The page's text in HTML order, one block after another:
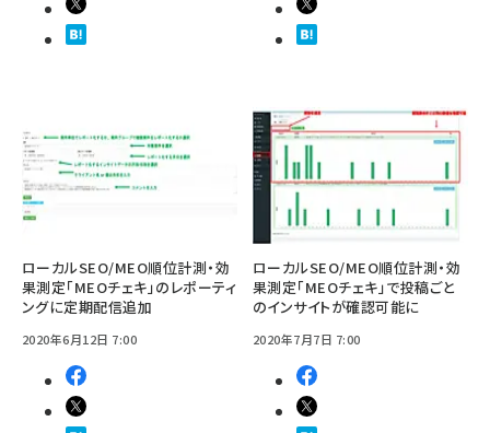
ローカルSEO/MEO順位計測・効
果測定「MEOチェキ」のレポーティ
ングに定期配信追加
2020年6月12日 7:00
ローカルSEO/MEO順位計測・効
果測定「MEOチェキ」で投稿ごと
のインサイトが確認可能に
2020年7月7日 7:00